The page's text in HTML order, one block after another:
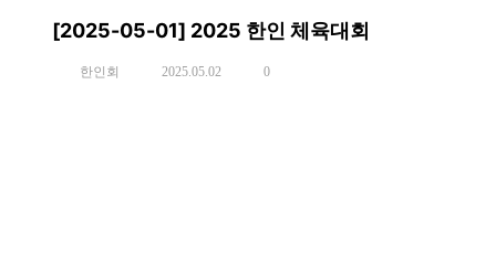
[2025-05-01] 2025 한인 체육대회
한인회 2025.05.02 0